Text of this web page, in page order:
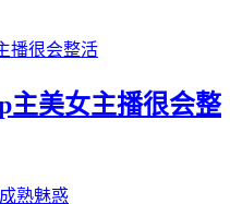
主美女主播很会整